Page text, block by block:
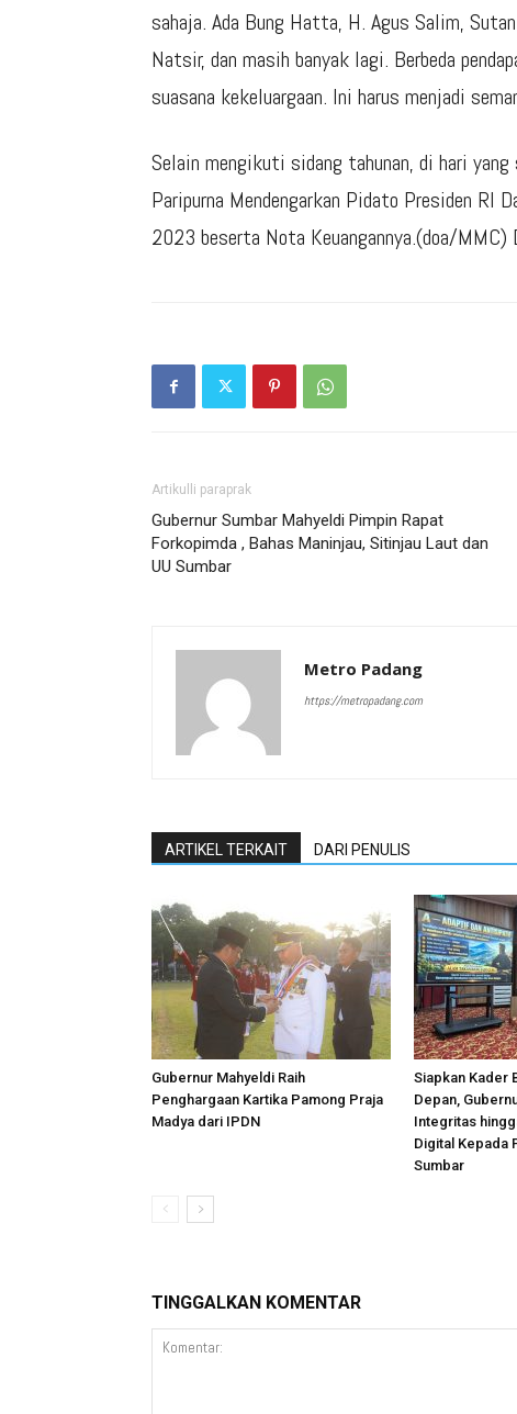
sahaja. Ada Bung Hatta, H. Agus Salim,
Natsir, dan masih banyak lagi. Berbeda
suasana kekeluargaan. Ini harus menjadi
Selain mengikuti sidang tahunan, di hari
Paripurna Mendengarkan Pidato Presiden RI
2023 beserta Nota Keuangannya.(doa/
Artikulli paraprak
Gubernur Sumbar Mahyeldi Pimpin Rapat
Forkopimda , Bahas Maninjau, Sitinjau Laut dan
UU Sumbar
Metro Padang
https://metropadang.com
ARTIKEL TERKAIT DARI PENULIS
Gubernur Mahyeldi Raih
Penghargaan Kartika Pamong Praja
Madya dari IPDN
Siapkan Kader
Depan,
Integritas
Digital Kepada
Sumbar
TINGGALKAN KOMENTAR